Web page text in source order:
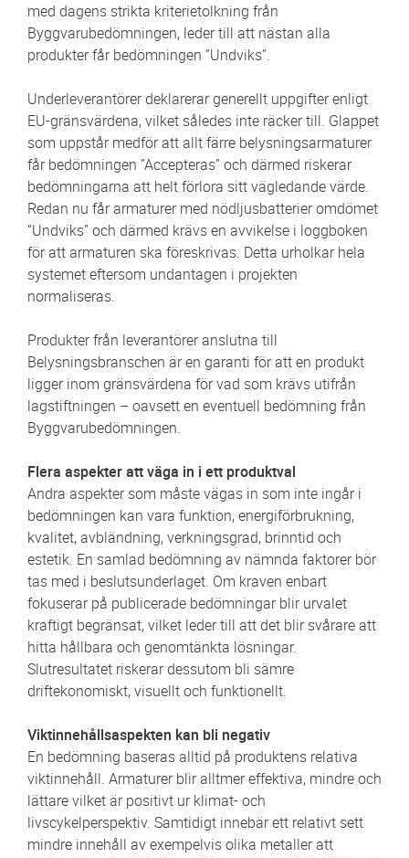
med dagens strikta kriterietolkning från
Byggvarubedömningen, leder till att nästan alla
produkter får bedömningen ”Undviks”.
Underleverantörer deklarerar generellt uppgifter enligt
EU-gränsvärdena, vilket således inte räcker till. Glappet
som uppstår medför att allt färre belysningsarmaturer
får bedömningen ”Accepteras” och därmed riskerar
bedömningarna att helt förlora sitt vägledande värde.
Redan nu får armaturer med nödljusbatterier omdömet
”Undviks” och därmed krävs en avvikelse i loggboken
för att armaturen ska föreskrivas. Detta urholkar hela
systemet eftersom undantagen i projekten
normaliseras.
Produkter från leverantörer anslutna till
Belysningsbranschen är en garanti för att en produkt
ligger inom gränsvärdena för vad som krävs utifrån
lagstiftningen – oavsett en eventuell bedömning från
Byggvarubedömningen.
Flera aspekter att väga in i ett produktval
Andra aspekter som måste vägas in som inte ingår i
bedömningen kan vara funktion, energiförbrukning,
kvalitet, avbländning, verkningsgrad, brinntid och
estetik. En samlad bedömning av nämnda faktorer bör
tas med i beslutsunderlaget. Om kraven enbart
fokuserar på publicerade bedömningar blir urvalet
kraftigt begränsat, vilket leder till att det blir svårare att
hitta hållbara och genomtänkta lösningar.
Slutresultatet riskerar dessutom bli sämre
driftekonomiskt, visuellt och funktionellt.
Viktinnehållsaspekten kan bli negativ
En bedömning baseras alltid på produktens relativa
viktinnehåll. Armaturer blir alltmer effektiva, mindre och
lättare vilket är positivt ur klimat- och
livscykelperspektiv. Samtidigt innebär ett relativt sett
mindre innehåll av exempelvis olika metaller att